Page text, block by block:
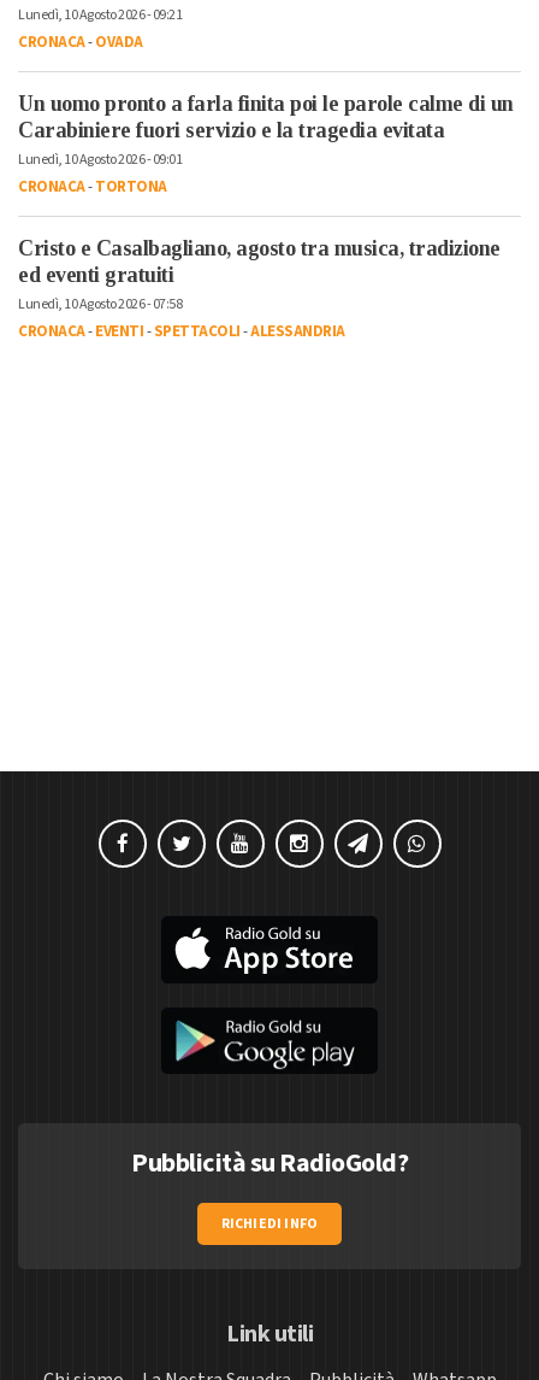
Lunedì, 10 Agosto 2026 - 09:21
CRONACA-OVADA
Un uomo pronto a farla finita poi le parole calme di un
Carabiniere fuori servizio e la tragedia evitata
Lunedì, 10 Agosto 2026 - 09:01
CRONACA-TORTONA
Cristo e Casalbagliano, agosto tra musica, tradizione
ed eventi gratuiti
Lunedì, 10 Agosto 2026 - 07:58
CRONACA-EVENTI-SPETTACOLI-ALESSANDRIA
Pubblicità su RadioGold?
RICHIEDI INFO
Link utili